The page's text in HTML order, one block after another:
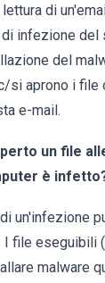
di
infezione del
del
si aprono i file
e-mail.
un file
è
un'infezione
file eseguibili
malware